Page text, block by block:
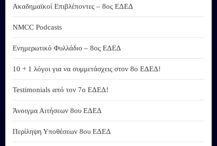
Ακαδημαϊκοί Επιβλέποντες – 8ος ΕΔΕΔ
NMCC Podcasts
Ενημερωτικό Φυλλάδιο – 8ος ΕΔΕΔ
10 + 1 λόγοι για να συμμετάσχεις στον 8ο ΕΔΕΔ!
Testimonials από τον 7ο ΕΔΕΔ!
Άνοιγμα Αιτήσεων 8ου ΕΔΕΔ
Περίληψη Υποθέσεων 8ου ΕΔΕΔ